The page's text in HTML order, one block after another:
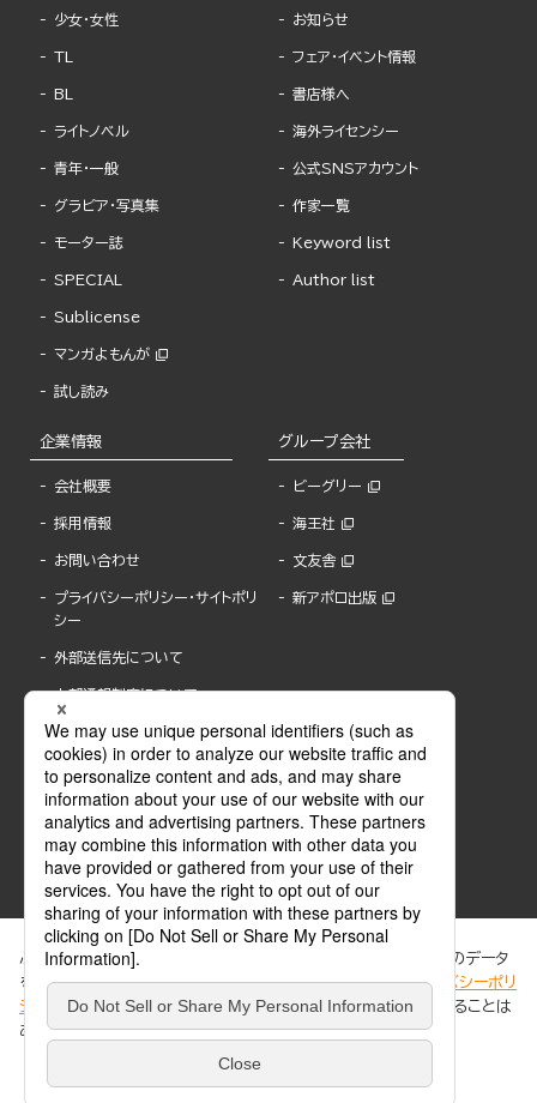
少女・女性
TL
BL
ライトノベル
青年・一般
グラビア・写真集
モーター誌
SPECIAL
Sublicense
マンガよもんが
試し読み
お知らせ
フェア・イベント情報
書店様へ
海外ライセンシー
公式SNSアカウント
作家一覧
Keyword list
Author list
企業情報
会社概要
採用情報
お問い合わせ
プライバシーポリシー・サイトポリ
シー
外部送信先について
内部通報制度について
グループ会社
ビーグリー
海王社
文友舎
新アポロ出版
ABJマークは、この電子書店・電子書籍配信サービスが、著作権者からコンテンツ使用許諾を
得た正規版配信サービスであることを示す登録商標(登録番号 第6091713号)です。
ABJマークの詳細、ABJマークを掲示しているサービスの一覧はこちら。
ぶんか社が運営するサイトでは、利便性向上のためにCookie等のデータ
を使用しています。 当社のCookieについての詳細は、「プライバシーポリ
シー
」をご覧ください。当サイトでは、訪問者の個人情報を追跡することは
ありません。